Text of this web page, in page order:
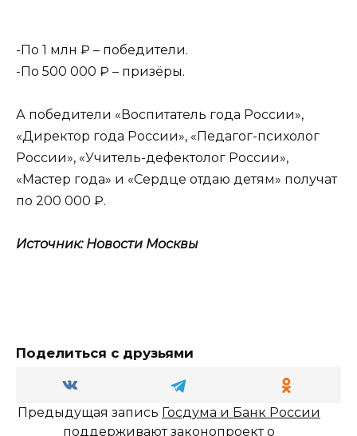
-По 1 млн ₽ – победители.
-По 500 000 ₽ – призёры.
А победители «Воспитатель года России»,
«Директор года России», «Педагог-психолог
России», «Учитель-дефектолог России»,
«Мастер года» и «Сердце отдаю детям» получат
по 200 000 ₽.
Источник: Новости Москвы
Поделиться с друзьями
Предыдущая запись Госдума и Банк России
поддерживают законопроект о